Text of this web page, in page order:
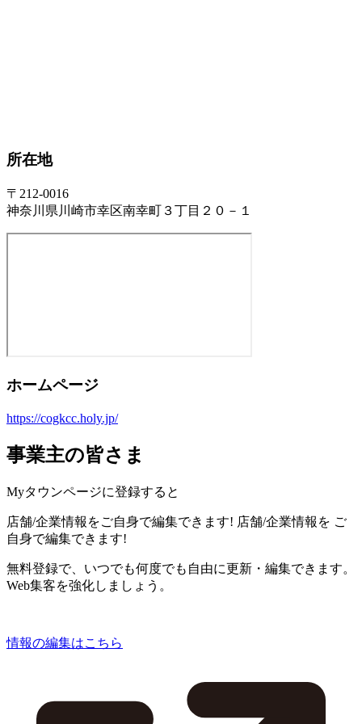
所在地
〒212-0016
神奈川県川崎市幸区南幸町３丁目２０－１
ホームページ
https://cogkcc.holy.jp/
事業主の皆さま
Myタウンページに登録すると
店舗/企業情報をご自身で編集できます! 店舗/企業情報を ご
自身で編集できます!
無料登録で、いつでも何度でも自由に更新・編集できます。
Web集客を強化しましょう。
情報の編集はこちら